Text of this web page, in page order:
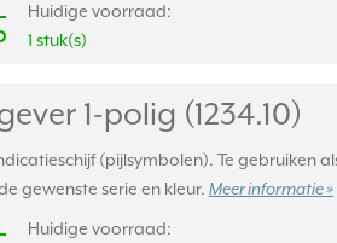
Huidige voorraad:
1 stuk(s)
1-polig (1234.10)
(pijlsymbolen). Te gebruiken
gewenste serie en kleur. Meer informatie »
Huidige voorraad: